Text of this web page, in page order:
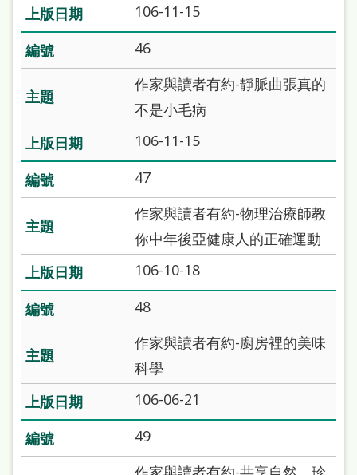
常
見
問
答
雙
語
詞
彙
台
北
陳
統
English
日
106-11-15
46
作家與讀者有約-靜脈曲張真的
不是小毛病
106-11-15
47
作家與讀者有約-物理治療師教
你中年後亞健康人的正確運動
106-10-18
48
作家與讀者有約-廚房裡的美味
科學
106-06-21
49